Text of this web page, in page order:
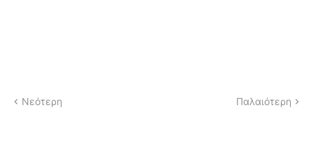
Νεότερη Παλαιότερη